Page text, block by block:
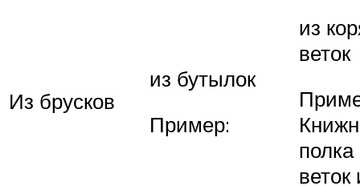
Из брусков
из бутылок
Пример:
из
веток
полка
веток